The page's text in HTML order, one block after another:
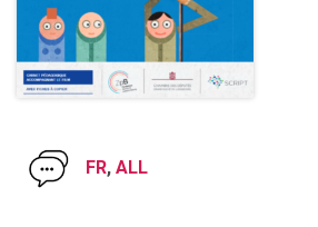
FR, ALL